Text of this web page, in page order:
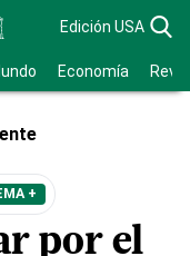
Edición USA
Economía
+
por el